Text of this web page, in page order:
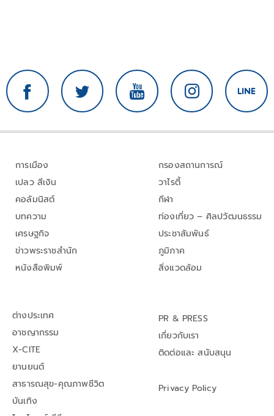
การเมือง
เปลว สีเงิน
คอลัมนิสต์
บทความ
เศรษฐกิจ
ข่าวพระราชสำนัก
หนังสือพิมพ์
กรองสถานการณ์
วาไรตี้
กีฬา
ท่องเที่ยว – ศิลปวัฒนธรรม
ประชาสัมพันธ์
ภูมิภาค
สิ่งแวดล้อม
ต่างประเทศ
อาชญากรรม
X-CITE
ยานยนต์
สาธารณสุข-คุณภาพชีวิต
บันเทิง
PR & PRESS
เกี่ยวกับเรา
ติดต่อและ สนับสนุน
Privacy Policy